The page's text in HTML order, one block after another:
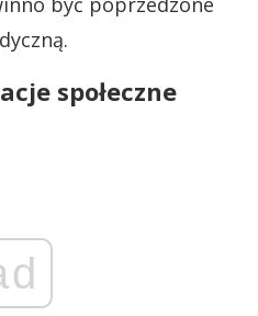
społeczne